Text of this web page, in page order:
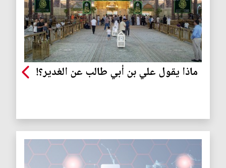
ماذا يقول علي بن أبي طالب عن الغدير؟!